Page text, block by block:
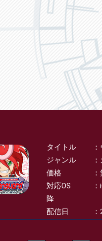
タイトル
ジャンル
価格
対応OS
降
配信日